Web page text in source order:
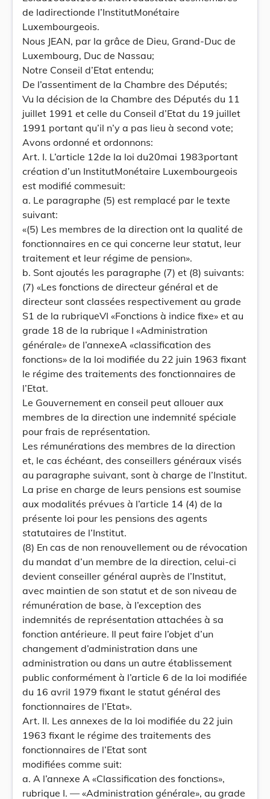
de ladirectionde l’InstitutMonétaire
Luxembourgeois.
Nous JEAN, par la grâce de Dieu, Grand-Duc de
Luxembourg, Duc de Nassau;
Notre Conseil d’Etat entendu;
De l’assentiment de la Chambre des Députés;
Vu la décision de la Chambre des Députés du 11
juillet 1991 et celle du Conseil d’Etat du 19 juillet
1991 portant qu’il n’y a pas lieu à second vote;
Avons ordonné et ordonnons:
Art. I. L’article 12de la loi du20mai 1983portant
création d’un InstitutMonétaire Luxembourgeois
est modifié commesuit:
a. Le paragraphe (5) est remplacé par le texte
suivant:
«(5) Les membres de la direction ont la qualité de
fonctionnaires en ce qui concerne leur statut, leur
traitement et leur régime de pension».
b. Sont ajoutés les paragraphe (7) et (8) suivants:
(7) «Les fonctions de directeur général et de
directeur sont classées respectivement au grade
S1 de la rubriqueVI «Fonctions à indice fixe» et au
grade 18 de la rubrique I «Administration
générale» de l’annexeA «classification des
fonctions» de la loi modifiée du 22 juin 1963 fixant
le régime des traitements des fonctionnaires de
l’Etat.
Le Gouvernement en conseil peut allouer aux
membres de la direction une indemnité spéciale
pour frais de représentation.
Les rémunérations des membres de la direction
et, le cas échéant, des conseillers généraux visés
au paragraphe suivant, sont à charge de l’Institut.
La prise en charge de leurs pensions est soumise
aux modalités prévues à l’article 14 (4) de la
présente loi pour les pensions des agents
statutaires de l’Institut.
(8) En cas de non renouvellement ou de révocation
du mandat d’un membre de la direction, celui-ci
devient conseiller général auprès de l’Institut,
avec maintien de son statut et de son niveau de
rémunération de base, à l’exception des
indemnités de représentation attachées à sa
fonction antérieure. Il peut faire l’objet d’un
changement d’administration dans une
administration ou dans un autre établissement
public conformément à l’article 6 de la loi modifiée
du 16 avril 1979 fixant le statut général des
fonctionnaires de l’Etat».
Art. II. Les annexes de la loi modifiée du 22 juin
1963 fixant le régime des traitements des
fonctionnaires de l’Etat sont
modifiées comme suit:
a. A l’annexe A «Classification des fonctions»,
rubrique I. — «Administration générale», au grade